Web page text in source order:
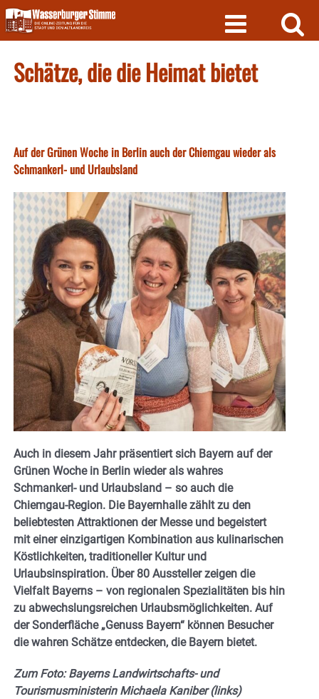
Skip
to
content
Schätze, die die Heimat bietet
Auf der Grünen Woche in Berlin auch der Chiemgau wieder als
Schmankerl- und Urlaubsland
Auch in diesem Jahr präsentiert sich Bayern auf der
Grünen Woche in Berlin wieder als wahres
Schmankerl- und Urlaubsland – so auch die
Chiemgau-Region. Die Bayernhalle zählt zu den
beliebtesten Attraktionen der Messe und begeistert
mit einer einzigartigen Kombination aus kulinarischen
Köstlichkeiten, traditioneller Kultur und
Urlaubsinspiration. Über 80 Aussteller zeigen die
Vielfalt Bayerns – von regionalen Spezialitäten bis hin
zu abwechslungsreichen Urlaubsmöglichkeiten. Auf
der Sonderfläche „Genuss Bayern“ können Besucher
die wahren Schätze entdecken, die Bayern bietet.
Zum Foto: Bayerns Landwirtschafts- und
Tourismusministerin Michaela Kaniber (links)